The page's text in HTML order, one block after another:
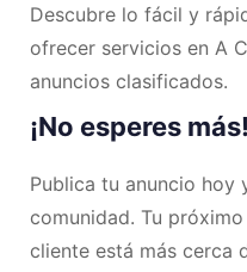
Descubre lo fácil y
ofrecer servicios en A
anuncios clasificados.
¡No esperes más!
Publica tu anuncio hoy
comunidad. Tu
cliente está más cerca